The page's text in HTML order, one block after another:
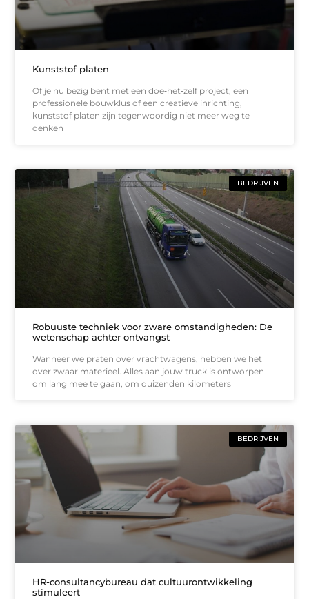
Kunststof platen
Of je nu bezig bent met een doe‑het‑zelf project, een
professionele bouwklus of een creatieve inrichting,
kunststof platen zijn tegenwoordig niet meer weg te
denken
BEDRIJVEN
Robuuste techniek voor zware omstandigheden: De
wetenschap achter ontvangst
Wanneer we praten over vrachtwagens, hebben we het
over zwaar materieel. Alles aan jouw truck is ontworpen
om lang mee te gaan, om duizenden kilometers
BEDRIJVEN
HR-consultancybureau dat cultuurontwikkeling
stimuleert